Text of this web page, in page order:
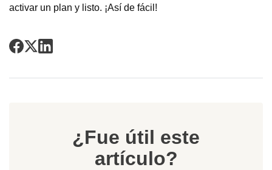
activar un plan y listo. ¡Así de fácil!
¿Fue útil este
artículo?